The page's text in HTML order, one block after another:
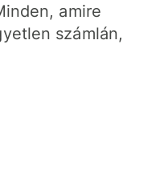
amire
számlán,